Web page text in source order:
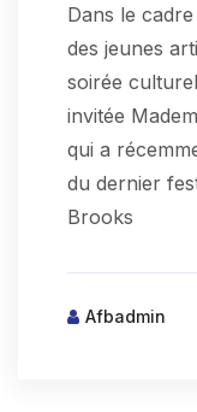
Dans le
des jeunes
soirée
invitée
qui a
du dernier
Brooks
Afbadmin